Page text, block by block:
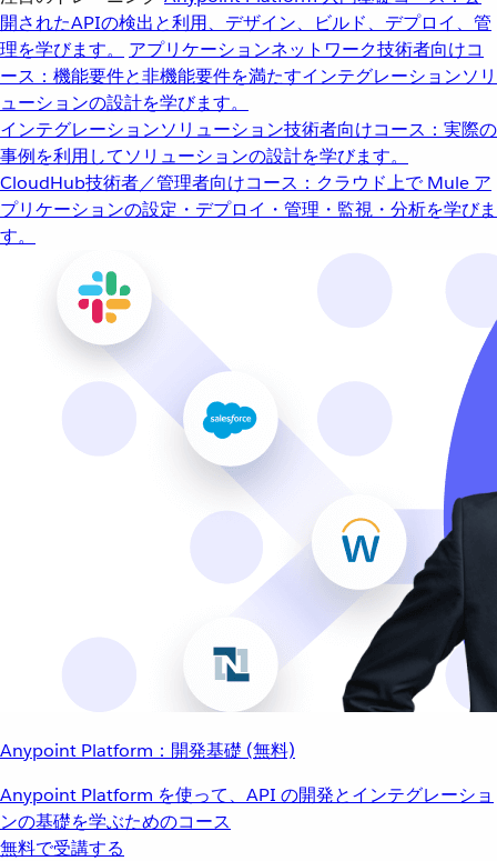
開されたAPIの検出と利用、デザイン、ビルド、デプロイ、管
理を学びます。
アプリケーションネットワーク技術者向けコ
ース：機能要件と非機能要件を満たすインテグレーションソリ
ューションの設計を学びます。
インテグレーションソリューション技術者向けコース：実際の
事例を利用してソリューションの設計を学びます。
CloudHub技術者／管理者向けコース：クラウド上で Mule ア
プリケーションの設定・デプロイ・管理・監視・分析を学びま
す。
Anypoint Platform：開発基礎 (無料)
Anypoint Platform を使って、API の開発とインテグレーショ
ンの基礎を学ぶためのコース
無料で受講する